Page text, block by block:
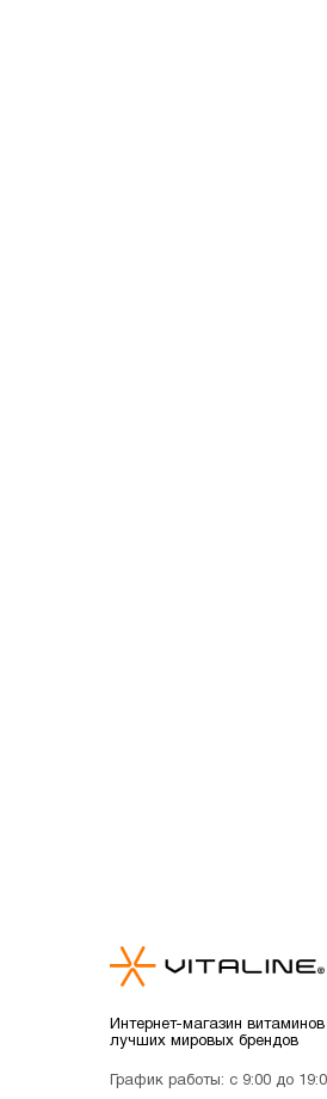
Интернет-магазин
лучших мировых брендов
График работы: с 9:00 до